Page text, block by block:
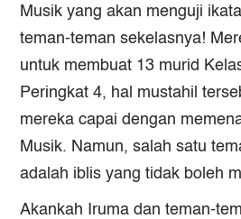
Musik yang akan menguji
teman-teman sekelasnya!
untuk membuat 13 murid
Peringkat 4, hal mustahil
mereka capai dengan
Musik. Namun, salah satu
adalah iblis yang tidak boleh
Akankah Iruma dan teman-